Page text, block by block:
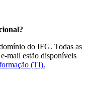
do IFG. Todas as
mail estão disponíveis
(TI).